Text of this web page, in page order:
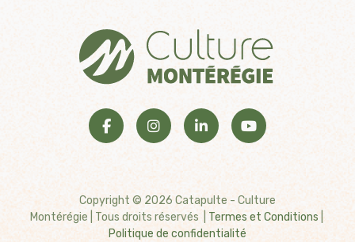
Copyright © 2026 Catapulte - Culture
Montérégie | Tous droits réservés | Termes et Conditions
Politique de confidentialité